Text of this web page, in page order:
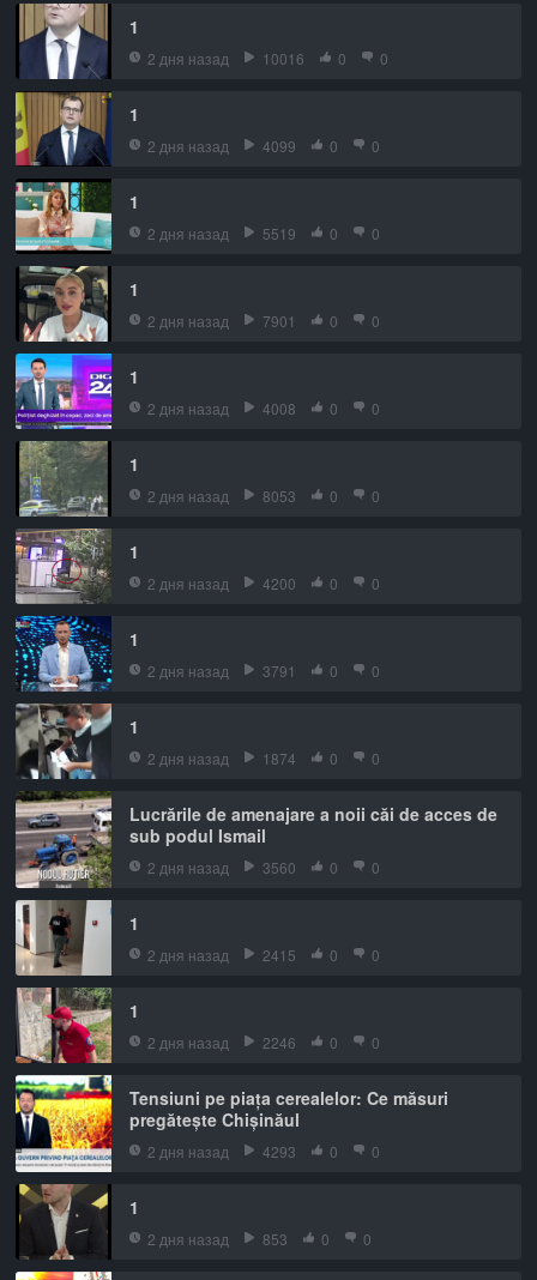
1
2 дня назад 10016 0 0
1
2 дня назад 4099 0 0
1
2 дня назад 5519 0 0
1
2 дня назад 7901 0 0
1
2 дня назад 4008 0 0
1
2 дня назад 8053 0 0
1
2 дня назад 4200 0 0
1
2 дня назад 3791 0 0
1
2 дня назад 1874 0 0
Lucrările de amenajare a noii căi de acces de
sub podul Ismail
2 дня назад 3560 0 0
1
2 дня назад 2415 0 0
1
2 дня назад 2246 0 0
Tensiuni pe piața cerealelor: Ce măsuri
pregătește Chișinăul
2 дня назад 4293 0 0
1
2 дня назад 853 0 0